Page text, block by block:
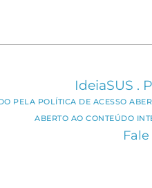
IdeiaSUS .
PELA POLÍTICA DE ACESSO
ABERTO AO CONTEÚDO